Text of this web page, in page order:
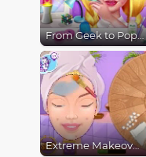
From Geek to Popular Girl
Extreme Makeover